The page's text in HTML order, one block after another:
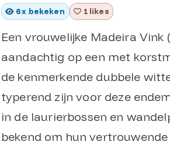
6x bekeken 1 likes
Een vrouwelijke Madeira
aandachtig op een met
de kenmerkende dubbele
typerend zijn voor deze
in de laurierbossen en
bekend om hun